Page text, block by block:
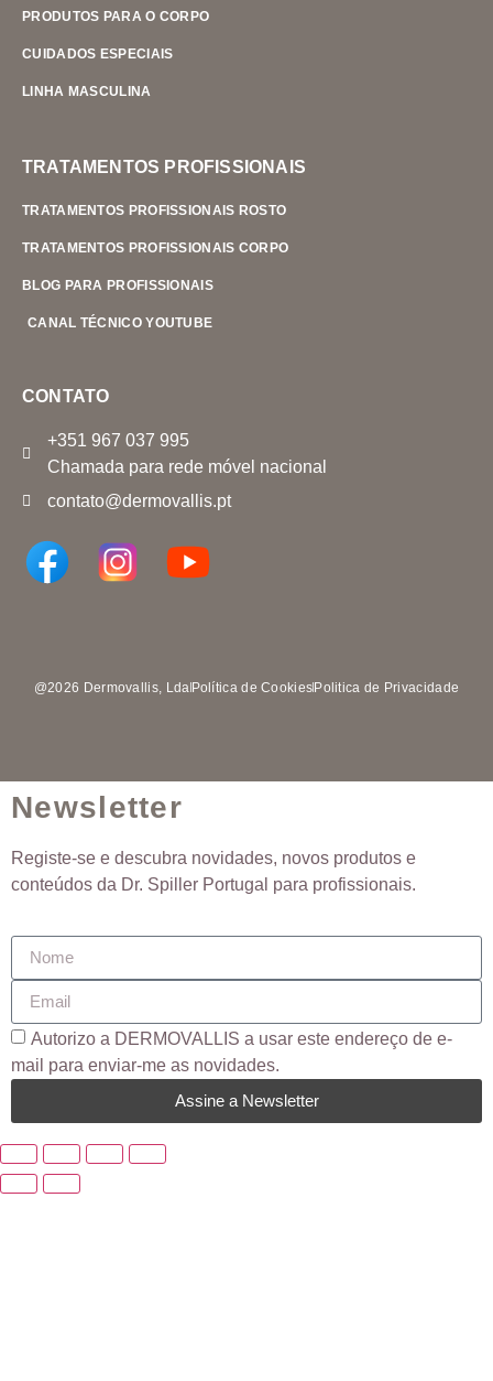
PRODUTOS PARA O CORPO
CUIDADOS ESPECIAIS
LINHA MASCULINA
TRATAMENTOS PROFISSIONAIS
TRATAMENTOS PROFISSIONAIS ROSTO
TRATAMENTOS PROFISSIONAIS CORPO
BLOG PARA PROFISSIONAIS
CANAL TÉCNICO YOUTUBE
CONTATO
+351 967 037 995
Chamada para rede móvel nacional
contato@dermovallis.pt
@2026 Dermovallis, LdaPolítica de CookiesPolitica de Privacidade
Newsletter
Registe-se e descubra novidades, novos produtos e
conteúdos da Dr. Spiller Portugal para profissionais.
Autorizo ​​a DERMOVALLIS a usar este endereço de e-
mail para enviar-me as novidades.
Assine a Newsletter